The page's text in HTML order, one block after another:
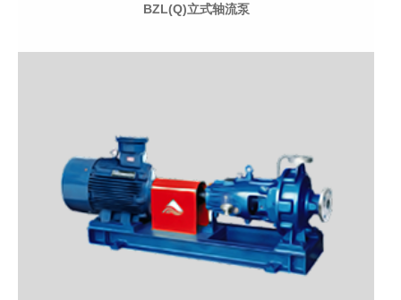
BZL(Q)立式轴流泵